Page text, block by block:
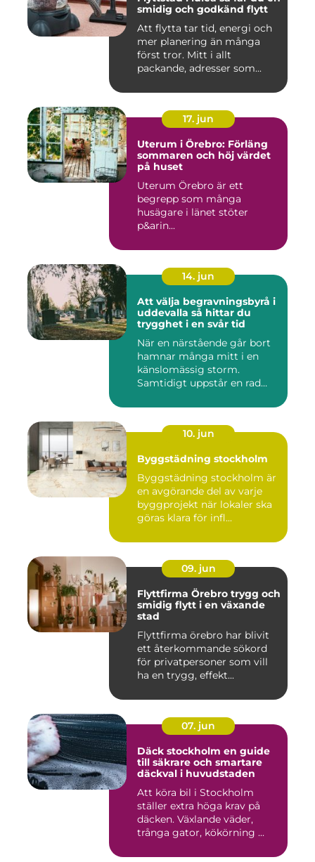
smidig och godkänd flytt
Att flytta tar tid, energi och
mer planering än många
först tror. Mitt i allt
packande, adresser som...
17. jun
Uterum i Örebro: Förläng
sommaren och höj värdet
på huset
Uterum Örebro är ett
begrepp som många
husägare i länet stöter
p&arin...
14. jun
Att välja begravningsbyrå i
uddevalla så hittar du
trygghet i en svår tid
När en närstående går bort
hamnar många mitt i en
känslomässig storm.
Samtidigt uppstår en rad
10. jun
Byggstädning stockholm
Byggstädning stockholm är
en avgörande del av varje
byggprojekt när lokaler ska
göras klara för infl...
09. jun
Flyttfirma Örebro trygg och
smidig flytt i en växande
stad
Flyttfirma örebro har blivit
ett återkommande sökord
för privatpersoner som vill
ha en trygg, effekt...
07. jun
Däck stockholm en guide
till säkrare och smartare
däckval i huvudstaden
Att köra bil i Stockholm
ställer extra höga krav på
däcken. Växlande väder,
trånga gator, kökörning ...